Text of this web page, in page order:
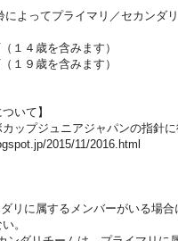
によってプライマリ／セカンダ
１４歳を含みます）
１９歳を含みます）
いて】
ップジュニアジャパンの指針に
2015/11/2016.html
リに属するメンバーがいる場
。